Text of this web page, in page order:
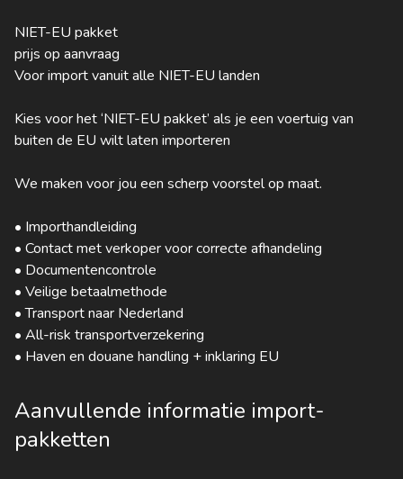
NIET-EU pakket
prijs op aanvraag
Voor import vanuit alle NIET-EU landen
Kies voor het ‘NIET-EU pakket’ als je een voertuig van
buiten de EU wilt laten importeren
We maken voor jou een scherp voorstel op maat.
• Importhandleiding
• Contact met verkoper voor correcte afhandeling
• Documentencontrole
• Veilige betaalmethode
• Transport naar Nederland
• All-risk transportverzekering
• Haven en douane handling + inklaring EU
Aanvullende informatie import-
pakketten